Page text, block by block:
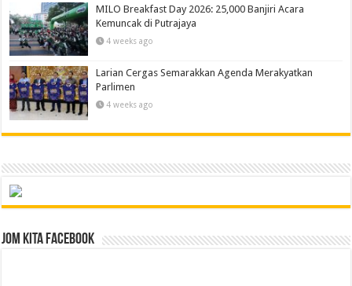
MILO Breakfast Day 2026: 25,000 Banjiri Acara
Kemuncak di Putrajaya
4 weeks ago
Larian Cergas Semarakkan Agenda Merakyatkan
Parlimen
4 weeks ago
Jom Kita Facebook